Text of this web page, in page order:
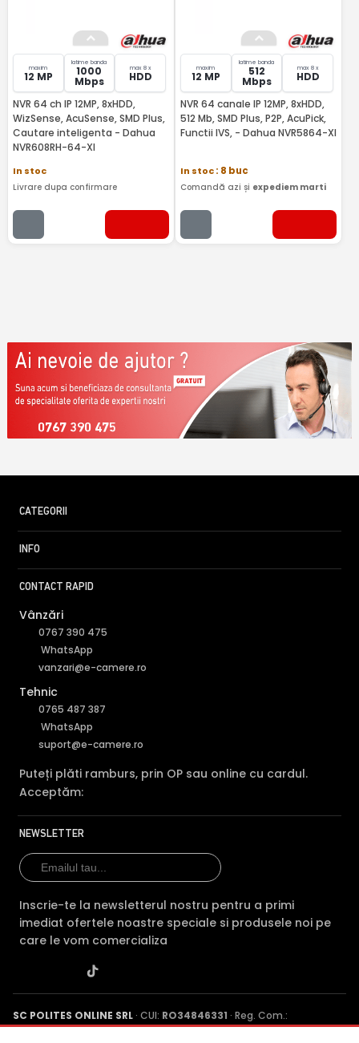
maxim
12 MP
latime banda
1000
Mbps
max 8 x
HDD
NVR 64 ch IP 12MP, 8xHDD,
WizSense, AcuSense, SMD Plus,
Cautare inteligenta - Dahua
NVR608RH-64-XI
In stoc
Livrare dupa confirmare
maxim
12 MP
latime banda
512
Mbps
max 8 x
HDD
NVR 64 canale IP 12MP, 8xHDD,
512 Mb, SMD Plus, P2P, AcuPick,
Functii IVS, - Dahua NVR5864-XI
In stoc: 8 buc
Comandă azi și expediem marti
0767 390 475
CATEGORII
INFO
CONTACT RAPID
Vânzări
0767 390 475
WhatsApp
vanzari@e-camere.ro
Tehnic
0765 487 387
WhatsApp
suport@e-camere.ro
Puteți plăti ramburs, prin OP sau online cu cardul.
Acceptăm:
NEWSLETTER
Inscrie-te la newsletterul nostru pentru a primi
imediat ofertele noastre speciale si produsele noi pe
care le vom comercializa
SC POLITES ONLINE SRL · CUI: RO34846331 · Reg. Com.:
J2015001227161· Capital social: 200 RON · Sediu: Str. Petrache